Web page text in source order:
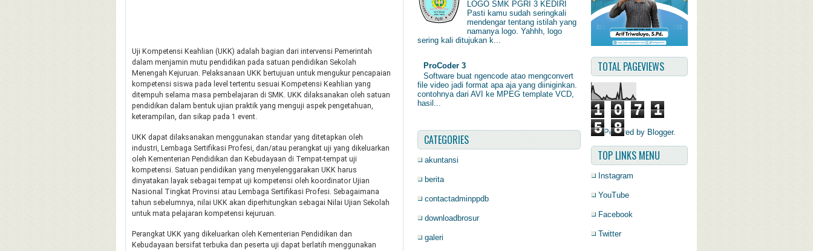
Uji Kompetensi Keahlian (UKK) adalah bagian dari intervensi Pemerintah
dalam menjamin mutu pendidikan pada satuan pendidikan Sekolah
Menengah Kejuruan. Pelaksanaan UKK bertujuan untuk mengukur pencapaian
kompetensi siswa pada level tertentu sesuai Kompetensi Keahlian yang
ditempuh selama masa pembelajaran di SMK. UKK dilaksanakan oleh satuan
pendidikan dalam bentuk ujian praktik yang menguji aspek pengetahuan,
keterampilan, dan sikap pada 1 event.
UKK dapat dilaksanakan menggunakan standar yang ditetapkan oleh
industri, Lembaga Sertifikasi Profesi, dan/atau perangkat uji yang dikeluarkan
oleh Kementerian Pendidikan dan Kebudayaan di Tempat-tempat uji
kompetensi. Satuan pendidikan yang menyelenggarakan UKK harus
dinyatakan layak sebagai tempat uji kompetensi oleh koordinator Ujian
Nasional Tingkat Provinsi atau Lembaga Sertifikasi Profesi. Sebagaimana
tahun sebelumnya, nilai UKK akan diperhitungkan sebagai Nilai Ujian Sekolah
untuk mata pelajaran kompetensi kejuruan.
Perangkat UKK yang dikeluarkan oleh Kementerian Pendidikan dan
Kebudayaan bersifat terbuka dan peserta uji dapat berlatih menggunakan
LOGO SMK PGRI 3 KEDIRI
Pasti kamu sudah seringkali
mendengar tentang istilah yang
namanya logo. Yahhh, logo
sering kali ditujukan k...
ProCoder 3
Software buat ngencode atao mengconvert
file video jadi format apa aja yang diiniginkan.
contohnya dari AVI ke MPEG template VCD,
hasil...
CATEGORIES
akuntansi
berita
contactadminppdb
downloadbrosur
galeri
TOTAL PAGEVIEWS
1 0 7
1
5
8
Powered by Blogger.
TOP LINKS MENU
Instagram
YouTube
Facebook
Twitter